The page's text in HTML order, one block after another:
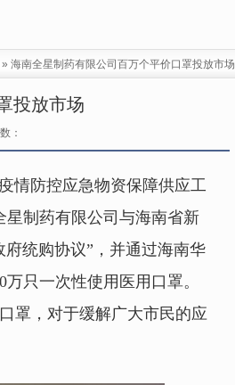
» 海南全星制药有限公司百万个平价口罩投放市场
投放市场
：
情防控应急物资保障供应工
星制药有限公司与海南省新
统购协议”， 并通过海南华
只一次性使用医用口罩。
罩，对于缓解广大市民的应